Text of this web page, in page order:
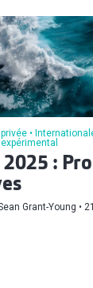
:
Grant-Young